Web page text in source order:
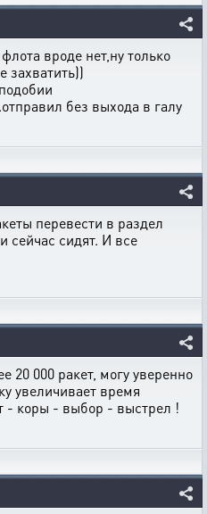
вроде нет,ну только
захватить))
без выхода в галу
перевести в раздел
сейчас сидят. И все
20 000 ракет, могу уверенно
увеличивает время
- коры - выбор - выстрел !